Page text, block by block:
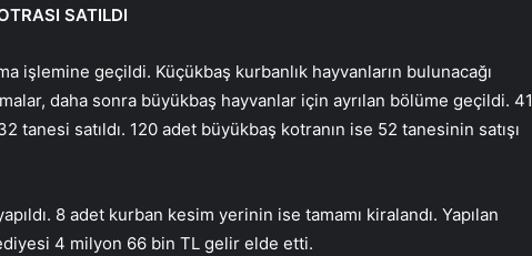
SATILDI
işlemine geçildi. Küçükbaş kurbanlık hayvanların bulunacağı
daha sonra büyükbaş hayvanlar için ayrılan bölüme geçildi. 41
tanesi satıldı. 120 adet büyükbaş kotranın ise 52 tanesinin satışı
8 adet kurban kesim yerinin ise tamamı kiralandı. Yapılan
4 milyon 66 bin TL gelir elde etti.